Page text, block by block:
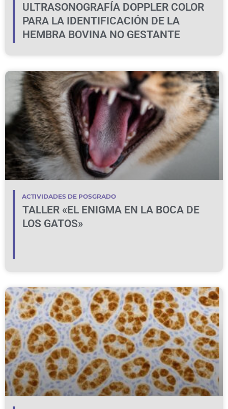
ULTRASONOGRAFÍA DOPPLER COLOR
PARA LA IDENTIFICACIÓN DE LA
HEMBRA BOVINA NO GESTANTE
ACTIVIDADES DE POSGRADO
TALLER «EL ENIGMA EN LA BOCA DE
LOS GATOS»